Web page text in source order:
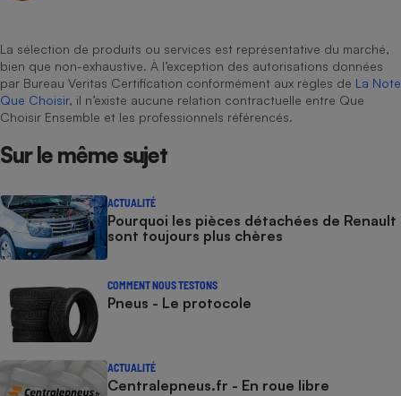
La sélection de produits ou services est représentative du marché,
bien que non-exhaustive. À l’exception des autorisations données
par Bureau Veritas Certification conformément aux règles de La Note
Que Choisir, il n’existe aucune relation contractuelle entre Que
Choisir Ensemble et les professionnels référencés.
Sur le même sujet
ACTUALITÉ
Pourquoi les pièces détachées de Renault
sont toujours plus chères
COMMENT NOUS TESTONS
Pneus - Le protocole
ACTUALITÉ
Centralepneus.fr - En roue libre